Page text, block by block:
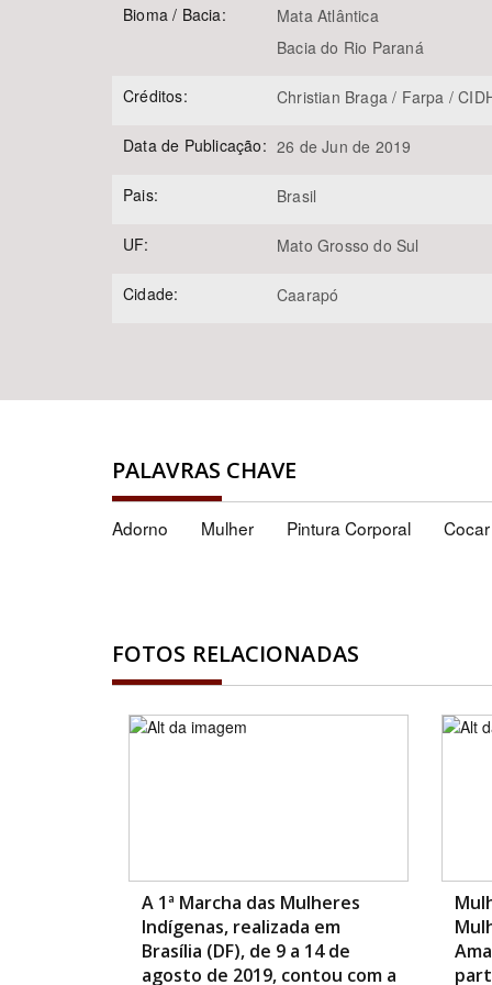
Bioma / Bacia:
Mata Atlântica
Bacia do Rio Paraná
Créditos: Christian Braga / Farpa /
Data de Publicação: 26 de Jun de 2019
Pais: Brasil
UF: Mato Grosso do Sul
Cidade: Caarapó
PALAVRAS CHAVE
Adorno Mulher Pintura Corporal Cocar
FOTOS RELACIONADAS
A 1ª Marcha das Mulheres
Indígenas, realizada em
Brasília (DF), de 9 a 14 de
agosto de 2019, contou com a